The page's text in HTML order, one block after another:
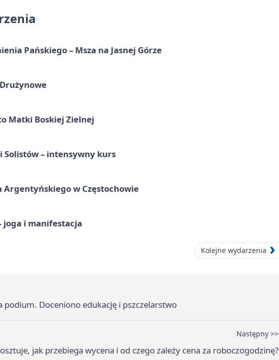
Pańskiego – Msza na Jasnej Górze
Matki Boskiej Zielnej
Solistów – intensywny kurs
Argentyńskiego w Częstochowie
joga i manifestacja
Kolejne wydarzenia
podium. Doceniono edukację i pszczelarstwo
Następny >>
jak przebiega wycena i od czego zależy cena za roboczogodzinę?